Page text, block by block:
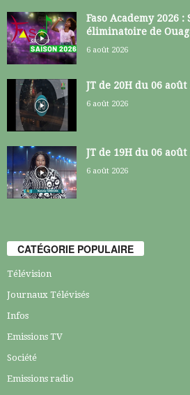
Faso Academy 2026
éliminatoire de
6 août 2026
JT de 20H du 06 août
6 août 2026
JT de 19H du 06 août
6 août 2026
CATÉGORIE POPULAIRE
Télévision
Journaux Télévisés
Infos
Emissions TV
Société
Emissions radio